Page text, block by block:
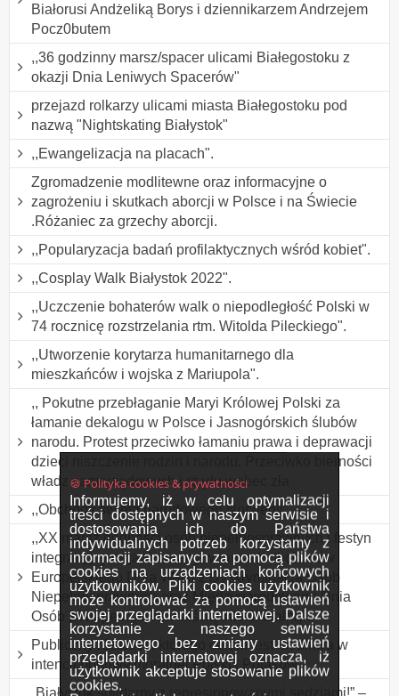
🍪 Polityka cookies & prywatności
Informujemy, iż w celu optymalizacji
treści dostępnych w naszym serwisie i
dostosowania ich do Państwa
indywidualnych potrzeb korzystamy z
informacji zapisanych za pomocą plików
cookies na urządzeniach końcowych
użytkowników. Pliki cookies użytkownik
może kontrolować za pomocą ustawień
swojej przeglądarki internetowej. Dalsze
korzystanie z naszego serwisu
internetowego bez zmiany ustawień
przeglądarki internetowej oznacza, iż
użytkownik akceptuje stosowanie plików
cookies.
Białorusi Andżeliką Borys i dziennikarzem Andrzejem
Pocz0butem
,,36 godzinny marsz/spacer ulicami Białegostoku z
okazji Dnia Leniwych Spacerów"
przejazd rolkarzy ulicami miasta Białegostoku pod
nazwą "Nightskating Białystok"
,,Ewangelizacja na placach".
Zgromadzenie modlitewne oraz informacyjne o
zagrożeniu i skutkach aborcji w Polsce i na Świecie
.Różaniec za grzechy aborcji.
,,Popularyzacja badań profilaktycznych wśród kobiet".
,,Cosplay Walk Białystok 2022".
,,Uczczenie bohaterów walk o niepodległość Polski w
74 rocznicę rozstrzelania rtm. Witolda Pileckiego".
,,Utworzenie korytarza humanitarnego dla
mieszkańców i wojska z Mariupola".
,, Pokutne przebłaganie Maryi Królowej Polski za
łamanie dekalogu w Polsce i Jasnogórskich ślubów
narodu. Protest przeciwko łamaniu prawa i deprawacji
dzieci niszczenie rodzin i narodu. Przeciwko bierności
władz samorządowych i rządu wobec zła
,,Obchody święta narodowego Norwegii".
,,XX marsz godności osób niepełnosprawnych i festyn
integracyjny organizowany w ramach obchodów
Europejskiego Dnia Walki z Dyskryminacją Osób
Niepełnosprawnych oraz Międzynarodowego Dnia
Osób z Niepełnosprawnością Intelektualną".
Publiczny różaniec, którego celem jest modlitwa w
intencji odnowy moralnej Polski i Polaków.
„Białystok solidarny z represjonowanymi sędziami!” –